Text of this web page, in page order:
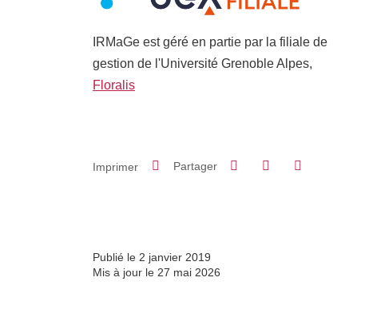
IRMaGe est géré en partie par la filiale de
gestion de l'Université Grenoble Alpes,
Floralis
Imprimer Partager Partager sur Facebook
Partager sur LinkedIn
Publié le 2 janvier 2019
Mis à jour le 27 mai 2026